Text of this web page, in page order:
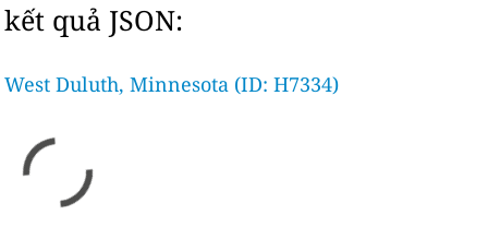
kết quả JSON:
West Duluth, Minnesota (ID: H7334)